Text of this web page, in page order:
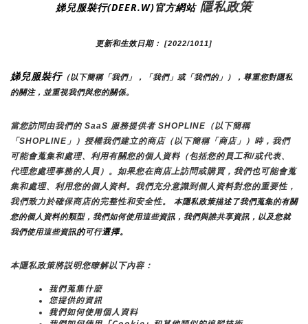
娣兒服裝行(DEER.W)官方網站 隱私政策
更新和生效日期： [2022/1011]
娣兒服裝行（以下簡稱「我們」，「我們」或「我們的」）
，尊重您對隱私
的關注，並重視我們與您的關係。
當您訪問由我們的 SaaS 服務提供者 SHOPLINE（以下簡稱
「SHOPLINE」）授權我們建立的商店（以下簡稱「商店」）時，我們
可能會蒐集和處理、利用有關您的個人資料（包括您的員工和/或代表、
代理您處理事務的人員）。如果您在商店上訪問或購買，我們也可能會蒐
集和處理、利用您的個人資料。我們充分意識到個人資料對您的重要性，
我們致力於確保商店的完整性和安全性。
本隱私政策描述了我們蒐集的有關
您的個人資料的類型，我們如何使用這些資訊，我們與誰共享資訊，以及您就
我們使用這些資訊的可行選擇。
本隱私政策將説明您瞭解以下內容：
我們蒐集什麼
您提供的資訊
我們如何使用個人資料